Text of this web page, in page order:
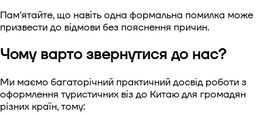
Пам’ятайте, що навіть одна формальна помилка може
призвести до відмови без пояснення причин.
Чому варто звернутися до нас?
Ми маємо багаторічний практичний досвід роботи з
оформлення туристичних віз до Китаю для громадян
різних країн, тому: